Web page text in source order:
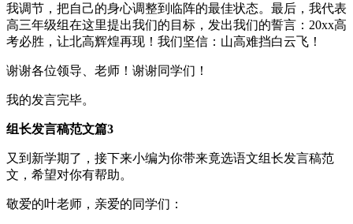
我调节，把自己的身心调整到临阵的最佳状态。最后，我代表
高三年级组在这里提出我们的目标，发出我们的誓言：20xx高
考必胜，让北高辉煌再现！我们坚信：山高难挡白云飞！
谢谢各位领导、老师！谢谢同学们！
我的发言完毕。
组长发言稿范文篇3
又到新学期了，接下来小编为你带来竟选语文组长发言稿范
文，希望对你有帮助。
敬爱的叶老师，亲爱的同学们：